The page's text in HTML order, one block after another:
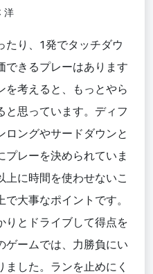
洋
たり、1発でタッチダウ
できるプレーはあります
を考えると、もっとやら
と思っています。ディフ
ロングやサードダウンと
プレーを決められていま
上に時間を使わせないこ
大事なポイントです。
りとドライブして得点を
ゲームでは、力勝負にい
した。ランを止めにく